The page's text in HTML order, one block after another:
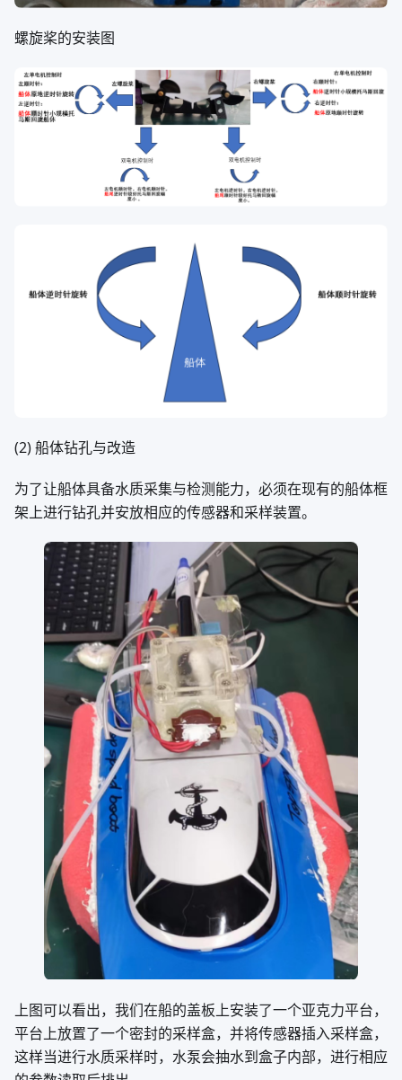
螺旋桨的安装图
(2) 船体钻孔与改造
为了让船体具备水质采集与检测能力，必须在现有的船体框
架上进行钻孔并安放相应的传感器和采样装置。
上图可以看出，我们在船的盖板上安装了一个亚克力平台，
平台上放置了一个密封的采样盒，并将传感器插入采样盒，
这样当进行水质采样时，水泵会抽水到盒子内部，进行相应